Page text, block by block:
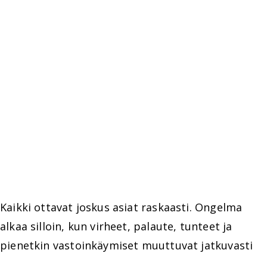
Kaikki ottavat joskus asiat raskaasti. Ongelma
alkaa silloin, kun virheet, palaute, tunteet ja
pienetkin vastoinkäymiset muuttuvat jatkuvasti